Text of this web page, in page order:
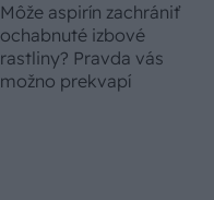
Môže aspirín zachrániť
ochabnuté izbové
rastliny? Pravda vás
možno prekvapí